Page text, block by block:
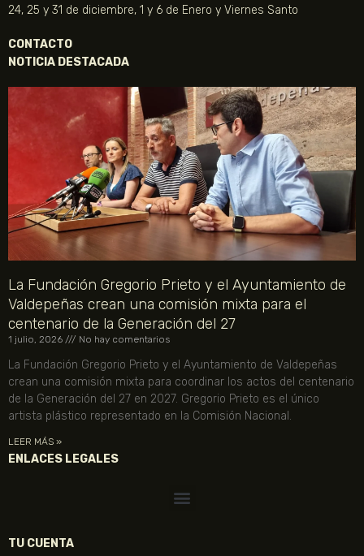
24, 25 y 31 de diciembre, 1 y 6 de Enero y Viernes Santo
CONTACTO
NOTICIA DESTACADA
La Fundación Gregorio Prieto y el Ayuntamiento de
Valdepeñas crean una comisión mixta para el
centenario de la Generación del 27
1 julio, 2026 No hay comentarios
La Fundación Gregorio Prieto y el Ayuntamiento de Valdepeñas
crean una comisión mixta para coordinar los actos del centenario
de la Generación del 27 en 2027. Gregorio Prieto es el único
artista plástico representado en la Comisión Nacional.
LEER MÁS »
ENLACES LEGALES
TU CUENTA